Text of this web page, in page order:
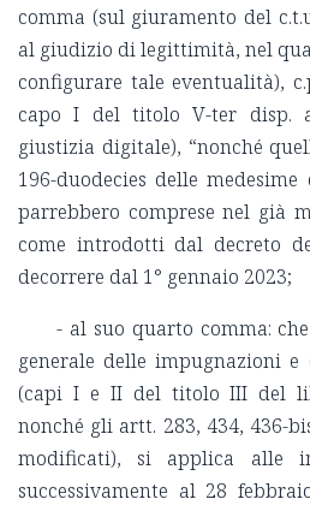
comma (sul giuramento del
al giudizio di legittimità, nel
configurare tale eventualità),
capo I del titolo V-ter disp.
giustizia digitale), “nonché
196-duodecies delle
parrebbero comprese nel già
come introdotti dal decreto
decorrere dal 1° gennaio 2023;
- al suo quarto comma:
generale delle impugnazioni
(capi I e II del titolo III del
nonché gli artt. 283, 434, 436-
modificati), si applica alle
successivamente al 28